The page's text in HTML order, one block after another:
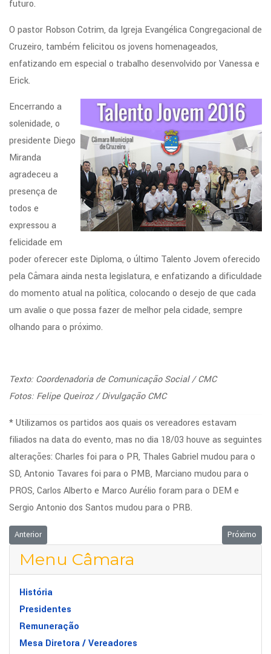
futuro.
O pastor Robson Cotrim, da Igreja Evangélica Congregacional de
Cruzeiro, também felicitou os jovens homenageados,
enfatizando em especial o trabalho desenvolvido por Vanessa e
Erick.
Encerrando a
solenidade, o
presidente Diego
Miranda
agradeceu a
presença de
todos e
expressou a
felicidade em
poder oferecer este Diploma, o último Talento Jovem oferecido
pela Câmara ainda nesta legislatura, e enfatizando a dificuldade
do momento atual na política, colocando o desejo de que cada
um avalie o que possa fazer de melhor pela cidade, sempre
olhando para o próximo.
Texto: Coordenadoria de Comunicação Social / CMC
Fotos: Felipe Queiroz / Divulgação CMC
* Utilizamos os partidos aos quais os vereadores estavam
filiados na data do evento, mas no dia 18/03 houve as seguintes
alterações: Charles foi para o PR, Thales Gabriel mudou para o
SD, Antonio Tavares foi para o PMB, Marciano mudou para o
PROS, Carlos Alberto e Marco Aurélio foram para o DEM e
Sergio Antonio dos Santos mudou para o PRB.
Artigo anterior: SAAE (Serviço Autônomo de Água e Esgoto de
Anterior Próximo
Próximo
Menu Câmara
História
Presidentes
Remuneração
Mesa Diretora / Vereadores